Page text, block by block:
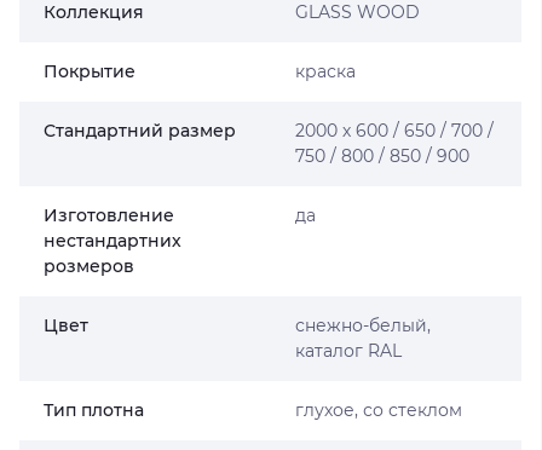
Коллекция GLASS WOOD
Покрытие краска
Стандартний размер
2000 х 600 / 650 / 700 /
750 / 800 / 850 / 900
Изготовление
нестандартних
розмеров
да
Цвет
снежно-белый,
каталог RAL
Тип плотна глухое, со стеклом